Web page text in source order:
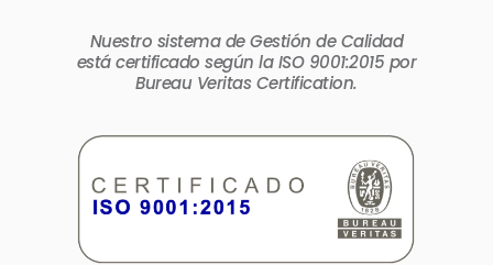
Nuestro sistema de Gestión de Calidad
está certificado según la ISO 9001:2015 por
Bureau Veritas Certification.